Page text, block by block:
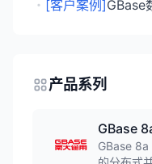
・ [客户案例]
产品系列
GBase